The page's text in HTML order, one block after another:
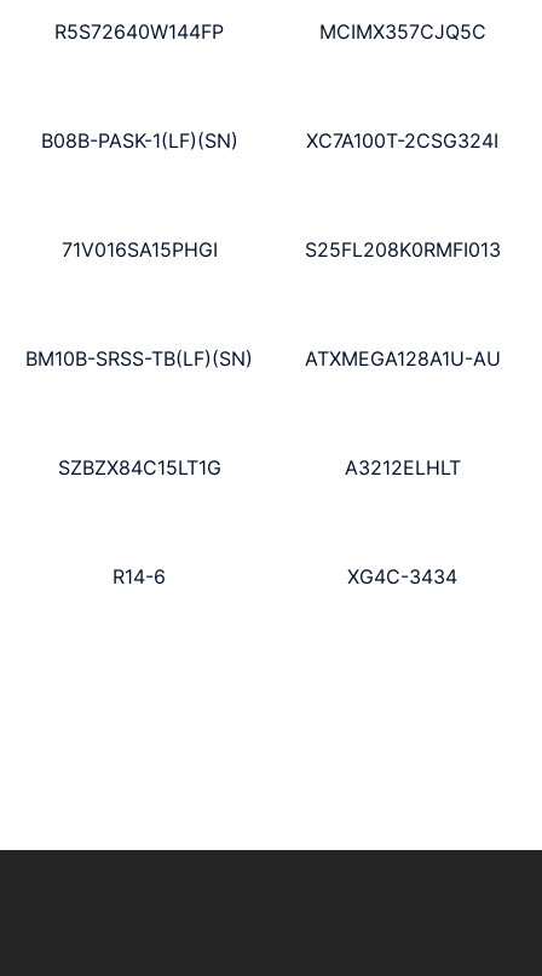
R5S72640W144FP MCIMX357CJQ5C
B08B-PASK-1(LF)(SN) XC7A100T-2CSG324I
71V016SA15PHGI S25FL208K0RMFI013
BM10B-SRSS-TB(LF)(SN) ATXMEGA128A1U-AU
SZBZX84C15LT1G A3212ELHLT
R14-6 XG4C-3434